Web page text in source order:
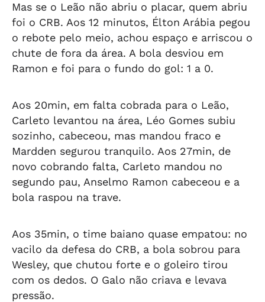
Mas se o Leão não abriu o placar, quem abriu
foi o CRB. Aos 12 minutos, Élton Arábia pegou
o rebote pelo meio, achou espaço e arriscou o
chute de fora da área. A bola desviou em
Ramon e foi para o fundo do gol: 1 a 0.
Aos 20min, em falta cobrada para o Leão,
Carleto levantou na área, Léo Gomes subiu
sozinho, cabeceou, mas mandou fraco e
Mardden segurou tranquilo. Aos 27min, de
novo cobrando falta, Carleto mandou no
segundo pau, Anselmo Ramon cabeceou e a
bola raspou na trave.
Aos 35min, o time baiano quase empatou: no
vacilo da defesa do CRB, a bola sobrou para
Wesley, que chutou forte e o goleiro tirou
com os dedos. O Galo não criava e levava
pressão.